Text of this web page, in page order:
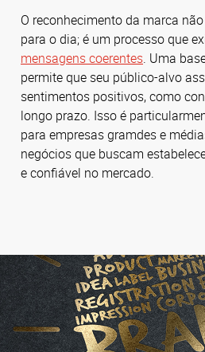
O reconhecimento da marca
para o dia; é um processo que
mensagens coerentes. Uma
permite que seu público-alvo
sentimentos positivos, como
longo prazo. Isso é
para empresas gramdes e
negócios que buscam
e confiável no mercado.